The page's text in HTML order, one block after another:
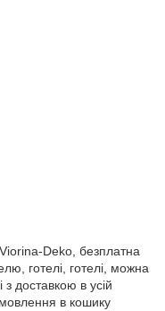
Deko, безплатна
готелі, готелі, можна
доставкою в усій
в кошику